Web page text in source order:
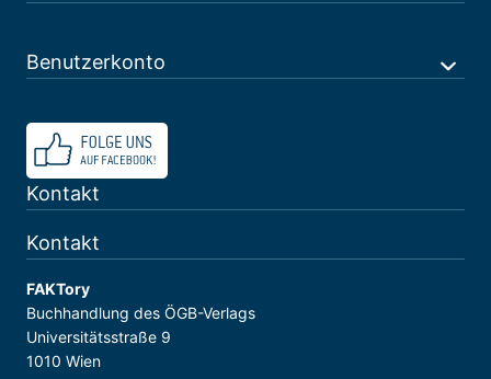
Benutzerkonto
Kontakt
Kontakt
FAKTory
Buchhandlung des ÖGB-Verlags
Universitätsstraße 9
1010 Wien